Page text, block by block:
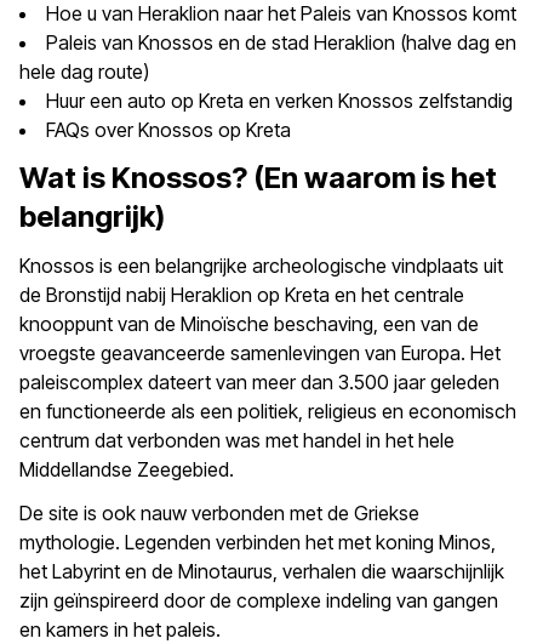
Hoe u van Heraklion naar het Paleis van Knossos komt
Paleis van Knossos en de stad Heraklion (halve dag en
hele dag route)
Huur een auto op Kreta en verken Knossos zelfstandig
FAQs over Knossos op Kreta
Wat is Knossos? (En waarom is het
belangrijk)
Knossos is een belangrijke archeologische vindplaats uit
de Bronstijd nabij Heraklion op Kreta en het centrale
knooppunt van de Minoïsche beschaving, een van de
vroegste geavanceerde samenlevingen van Europa. Het
paleiscomplex dateert van meer dan 3.500 jaar geleden
en functioneerde als een politiek, religieus en economisch
centrum dat verbonden was met handel in het hele
Middellandse Zeegebied.
De site is ook nauw verbonden met de Griekse
mythologie. Legenden verbinden het met koning Minos,
het Labyrint en de Minotaurus, verhalen die waarschijnlijk
zijn geïnspireerd door de complexe indeling van gangen
en kamers in het paleis.